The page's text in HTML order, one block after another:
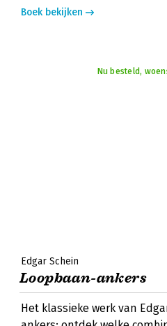
Boek bekijken
Nu besteld,
Edgar Schein
Loopbaan-ankers
Het klassieke werk van